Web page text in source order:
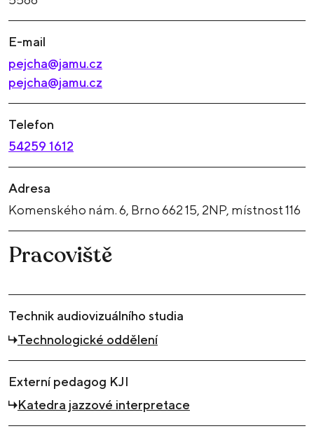
E-mail
pejcha@jamu.cz
pejcha@jamu.cz
Telefon
54259 1612
Adresa
Komenského nám. 6, Brno 662 15, 2NP, místnost 116
Pracoviště
Technik audiovizuálního studia
Technologické oddělení
Externí pedagog KJI
Katedra jazzové interpretace